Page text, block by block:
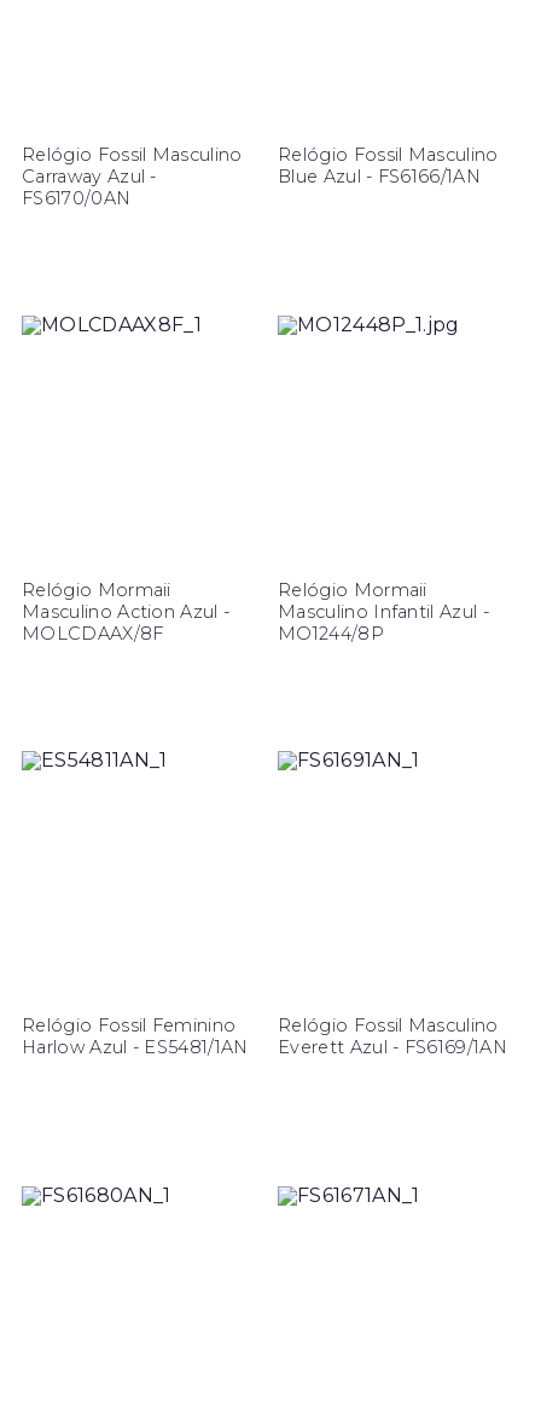
Relógio Fossil Masculino
Carraway Azul -
FS6170/0AN
Relógio Fossil Masculino
Blue Azul - FS6166/1AN
Relógio Mormaii
Masculino Action Azul -
MOLCDAAX/8F
Relógio Mormaii
Masculino Infantil Azul -
MO1244/8P
Relógio Fossil Feminino
Harlow Azul - ES5481/1AN
Relógio Fossil Masculino
Everett Azul - FS6169/1AN